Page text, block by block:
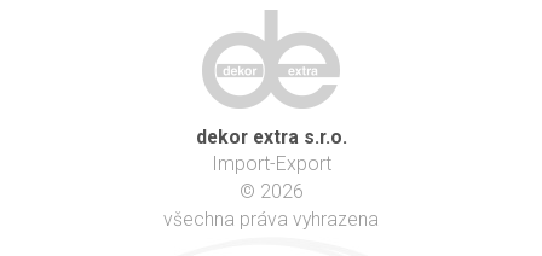
dekor extra s.r.o.
Import-Export
© 2026
všechna práva vyhrazena